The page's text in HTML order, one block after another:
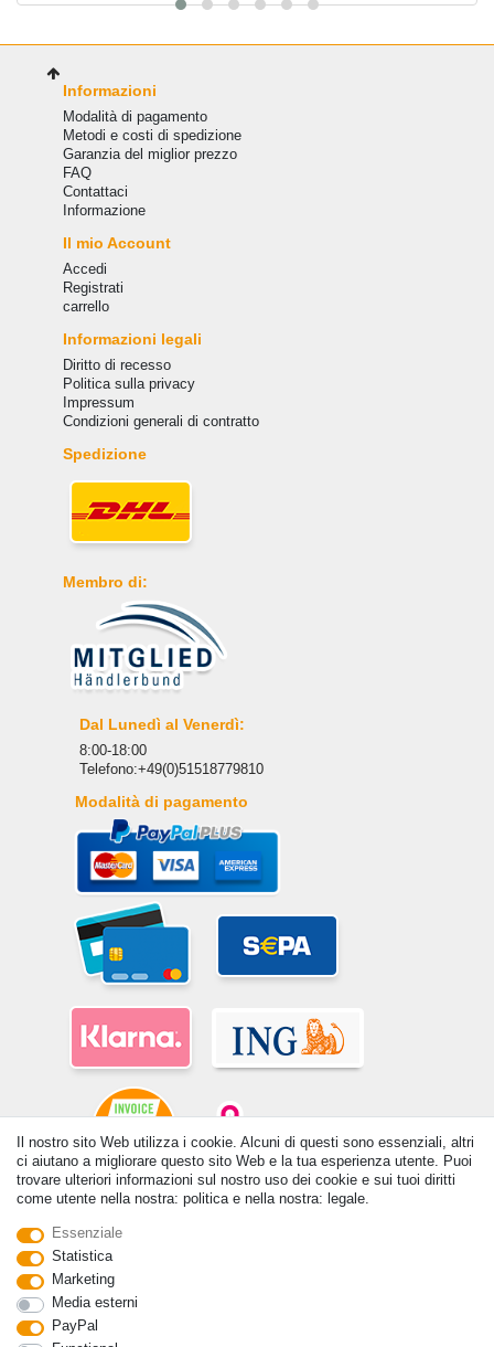
Il nostro sito Web utilizza i cookie. Alcuni di questi sono essenziali, altri
ci aiutano a migliorare questo sito Web e la tua esperienza utente. Puoi
trovare ulteriori informazioni sul nostro uso dei cookie e sui tuoi diritti
come utente nella nostra: politica e nella nostra: legale.
Essenziale
Statistica
Marketing
Media esterni
PayPal
Informazioni
Modalità di pagamento
Metodi e costi di spedizione
Garanzia del miglior prezzo
FAQ
Сontattaci
Informazione
Il mio Account
Accedi
Registrati
carrello
Informazioni legali
Diritto di recesso
Politica sulla privacy
Impressum
Condizioni generali di contratto
Spedizione
Membro di:
Dal Lunedì al Venerdì:
8:00-18:00
Telefono:+49(0)51518779810
Modalità di pagamento
© Copyright 2026 | Tutti i diritti riservati. - Tutti i diritti riservati. Prezzi
incl. 19% di imposta sul valore aggiunto | prezzi base vedi dettaglio
Withdraw from contract here